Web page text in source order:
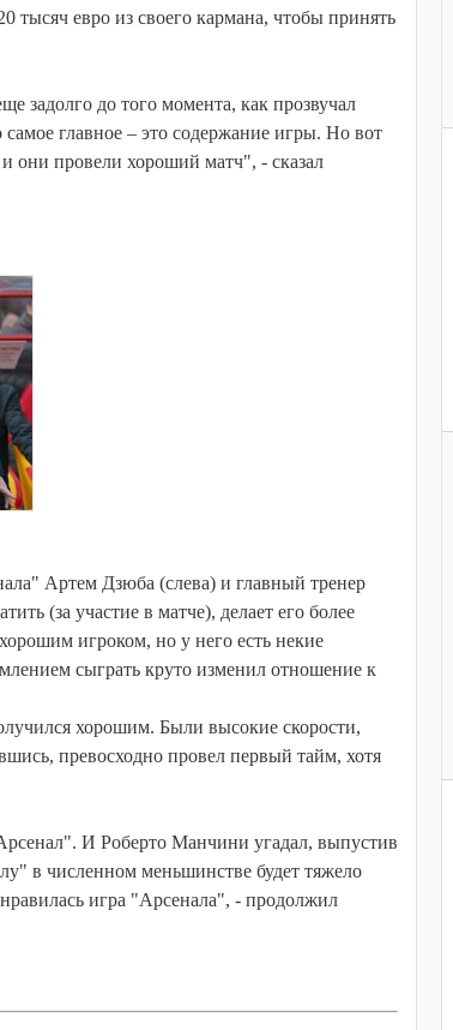
тысяч евро из своего кармана, чтобы принять
задолго до того момента, как прозвучал
главное – это содержание игры. Но вот
они провели хороший матч", - сказал
Артем Дзюба (слева) и главный тренер
(за участие в матче), делает его более
игроком, но у него есть некие
сыграть круто изменил отношение к
хорошим. Были высокие скорости,
превосходно провел первый тайм, хотя
И Роберто Манчини угадал, выпустив
в численном меньшинстве будет тяжело
игра "Арсенала", - продолжил